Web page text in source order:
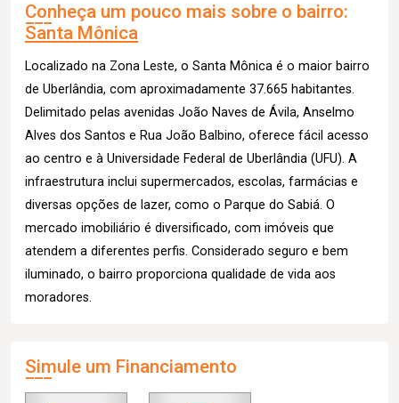
Conheça um pouco mais sobre o bairro:
Santa Mônica
Localizado na Zona Leste, o Santa Mônica é o maior bairro
de Uberlândia, com aproximadamente 37.665 habitantes.
Delimitado pelas avenidas João Naves de Ávila, Anselmo
Alves dos Santos e Rua João Balbino, oferece fácil acesso
ao centro e à Universidade Federal de Uberlândia (UFU). A
infraestrutura inclui supermercados, escolas, farmácias e
diversas opções de lazer, como o Parque do Sabiá. O
mercado imobiliário é diversificado, com imóveis que
atendem a diferentes perfis. Considerado seguro e bem
iluminado, o bairro proporciona qualidade de vida aos
moradores.
Simule um Financiamento